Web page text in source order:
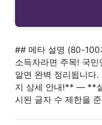
## 메타 설명 (80-100
소득자라면 주목! 국
알면 완벽 정리됩니다
지 상세 안내!** — **
시된 글자 수 제한을